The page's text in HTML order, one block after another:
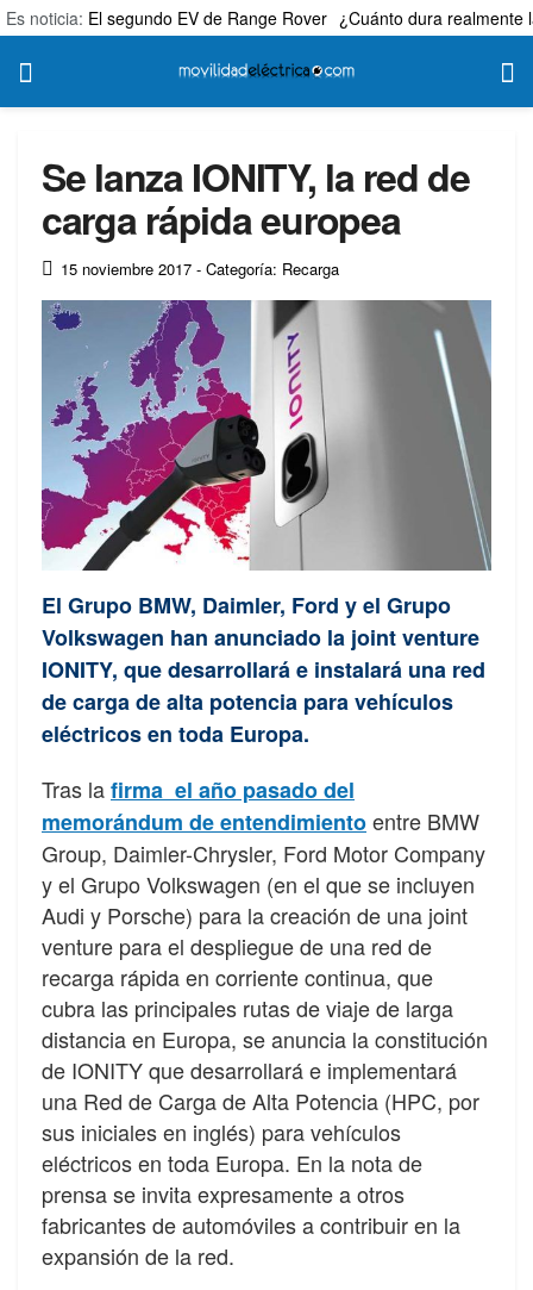
Es noticia: El segundo EV de Range Rover ¿Cuánto dura realmente
Se lanza IONITY, la red de
carga rápida europea
15 noviembre 2017 - Categoría: Recarga
El Grupo BMW, Daimler, Ford y el Grupo
Volkswagen han anunciado la joint venture
IONITY, que desarrollará e instalará una red
de carga de alta potencia para vehículos
eléctricos en toda Europa.
Tras lafirma el año pasado del
memorándum de entendimientoentre BMW
Group, Daimler-Chrysler, Ford Motor Company
y el Grupo Volkswagen (en el que se incluyen
Audi y Porsche) para la creación de una joint
venture para el despliegue de una red de
recarga rápida en corriente continua, que
cubra las principales rutas de viaje de larga
distancia en Europa, se anuncia la constitución
de IONITY que desarrollará e implementará
una Red de Carga de Alta Potencia (HPC, por
sus iniciales en inglés) para vehículos
eléctricos en toda Europa. En la nota de
prensa se invita expresamente a otros
fabricantes de automóviles a contribuir en la
expansión de la red.